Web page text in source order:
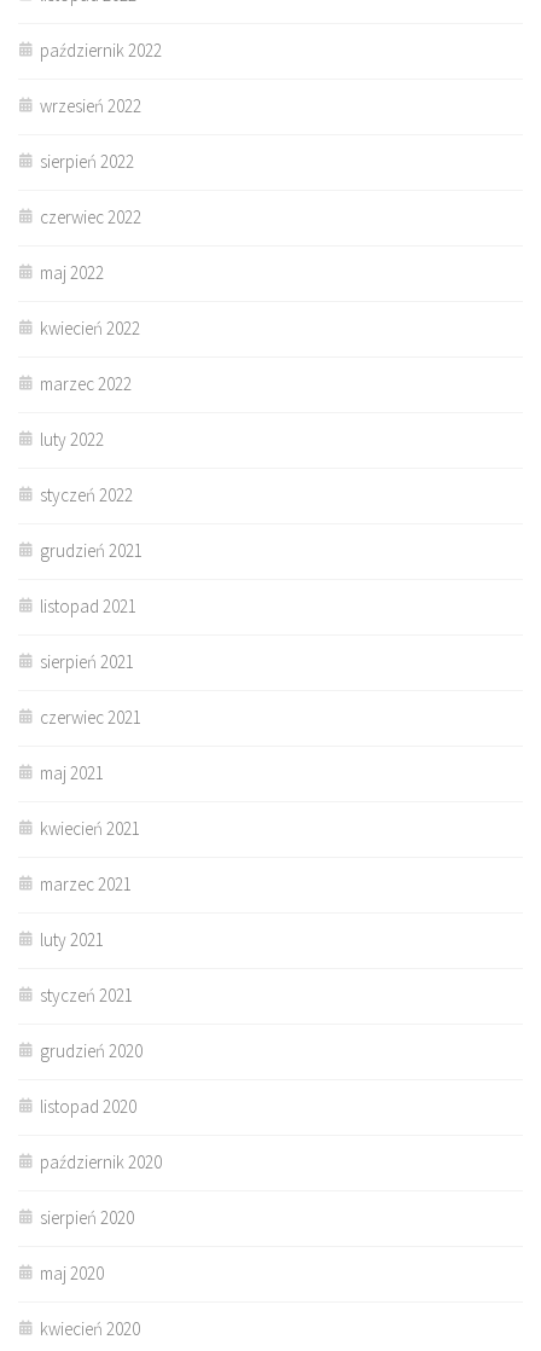
październik 2022
wrzesień 2022
sierpień 2022
czerwiec 2022
maj 2022
kwiecień 2022
marzec 2022
luty 2022
styczeń 2022
grudzień 2021
listopad 2021
sierpień 2021
czerwiec 2021
maj 2021
kwiecień 2021
marzec 2021
luty 2021
styczeń 2021
grudzień 2020
listopad 2020
październik 2020
sierpień 2020
maj 2020
kwiecień 2020